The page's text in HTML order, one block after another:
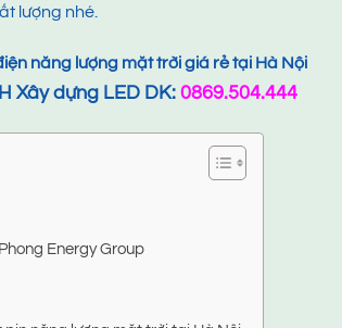
lượng nhé.
năng lượng mặt trời giá rẻ tại Hà Nội
Xây dựng LED DK:0869.504.444
Energy Group